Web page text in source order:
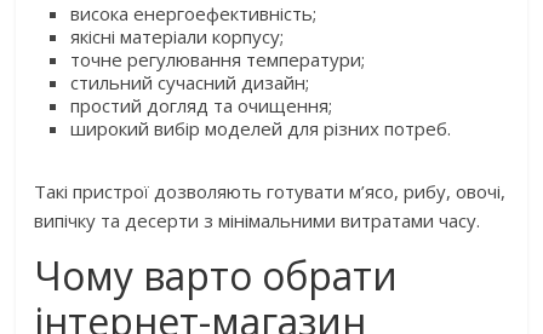
висока енергоефективність;
якісні матеріали корпусу;
точне регулювання температури;
стильний сучасний дизайн;
простий догляд та очищення;
широкий вибір моделей для різних потреб.
Такі пристрої дозволяють готувати м’ясо, рибу, овочі,
випічку та десерти з мінімальними витратами часу.
Чому варто обрати
інтернет-магазин